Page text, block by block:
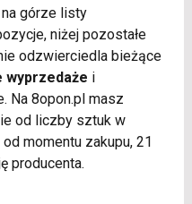
na górze listy
niżej pozostałe
odzwierciedla bieżące
wyprzedaże i
Na 8opon.pl masz
od liczby sztuk w
momentu zakupu, 21
producenta.